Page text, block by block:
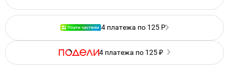
4 платежа по 125 ₽
4 платежа по 125 Р